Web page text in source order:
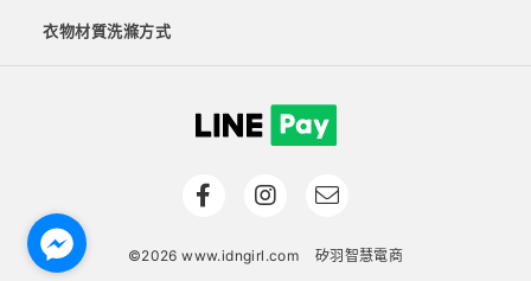
衣物材質洗滌方式
©2026 www.idngirl.com 矽羽智慧電商